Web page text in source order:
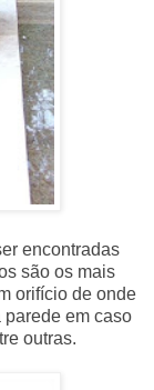
encontradas
são os mais
orifício de onde
parede em caso
outras.